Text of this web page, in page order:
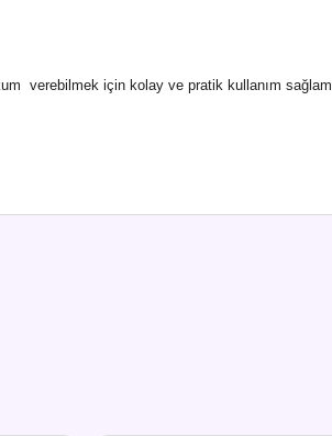
verebilmek için kolay ve pratik kullanım